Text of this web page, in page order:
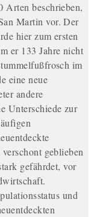
Arten beschrieben,
Martin vor. Der
hier zum ersten
er 133 Jahre nicht
im
eine neue
andere
Unterschiede zur
geblieben
gefährdet, vor
und